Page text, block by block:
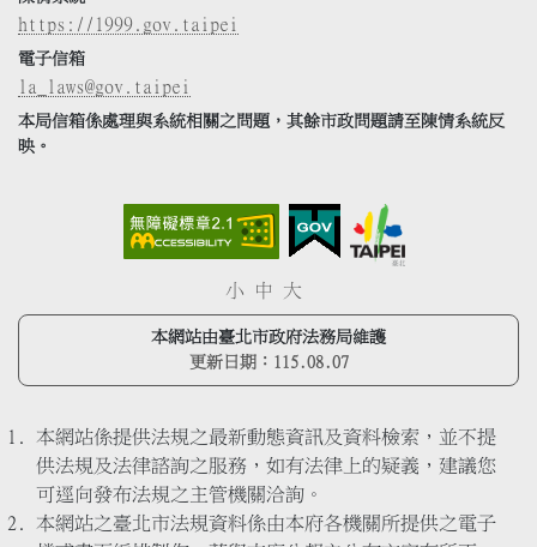
https://1999.gov.taipei
電子信箱
la_laws@gov.taipei
本局信箱係處理與系統相關之問題，其餘市政問題請至陳情系統反
映。
小 中 大
本網站由臺北市政府法務局維護
更新日期： 115.08.07
本網站係提供法規之最新動態資訊及資料檢索，並不提
供法規及法律諮詢之服務，如有法律上的疑義，建議您
可逕向發布法規之主管機關洽詢。
本網站之臺北市法規資料係由本府各機關所提供之電子